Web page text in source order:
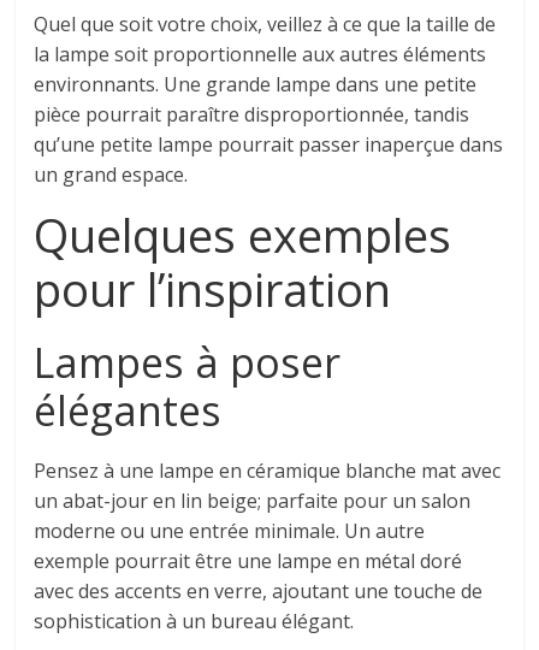
Quel que soit votre choix, veillez à ce que la taille de
la lampe soit proportionnelle aux autres éléments
environnants. Une grande lampe dans une petite
pièce pourrait paraître disproportionnée, tandis
qu’une petite lampe pourrait passer inaperçue dans
un grand espace.
Quelques exemples
pour l’inspiration
Lampes à poser
élégantes
Pensez à une lampe en céramique blanche mat avec
un abat-jour en lin beige; parfaite pour un salon
moderne ou une entrée minimale. Un autre
exemple pourrait être une lampe en métal doré
avec des accents en verre, ajoutant une touche de
sophistication à un bureau élégant.